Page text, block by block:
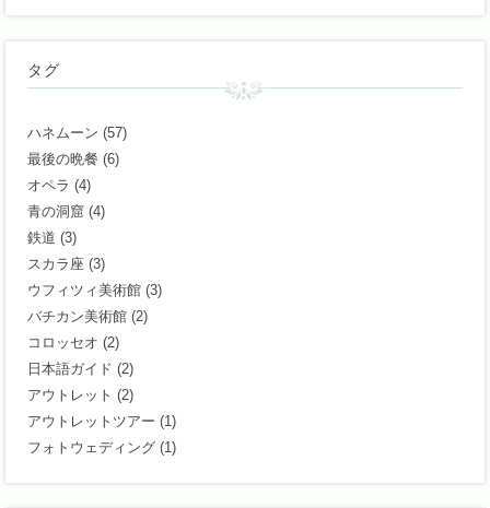
タグ
ハネムーン (57)
最後の晩餐 (6)
オペラ (4)
青の洞窟 (4)
鉄道 (3)
スカラ座 (3)
ウフィツィ美術館 (3)
バチカン美術館 (2)
コロッセオ (2)
日本語ガイド (2)
アウトレット (2)
アウトレットツアー (1)
フォトウェディング (1)